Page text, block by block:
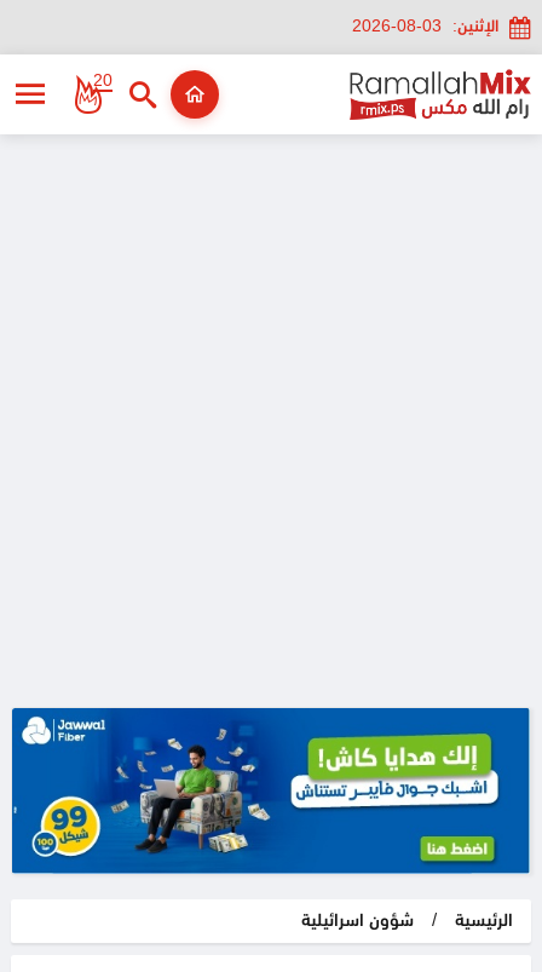
الإثنين: 2026-08-03
20
الرئيسية / شؤون اسرائيلية